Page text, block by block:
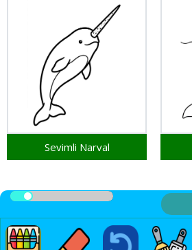
Sevimli Narval